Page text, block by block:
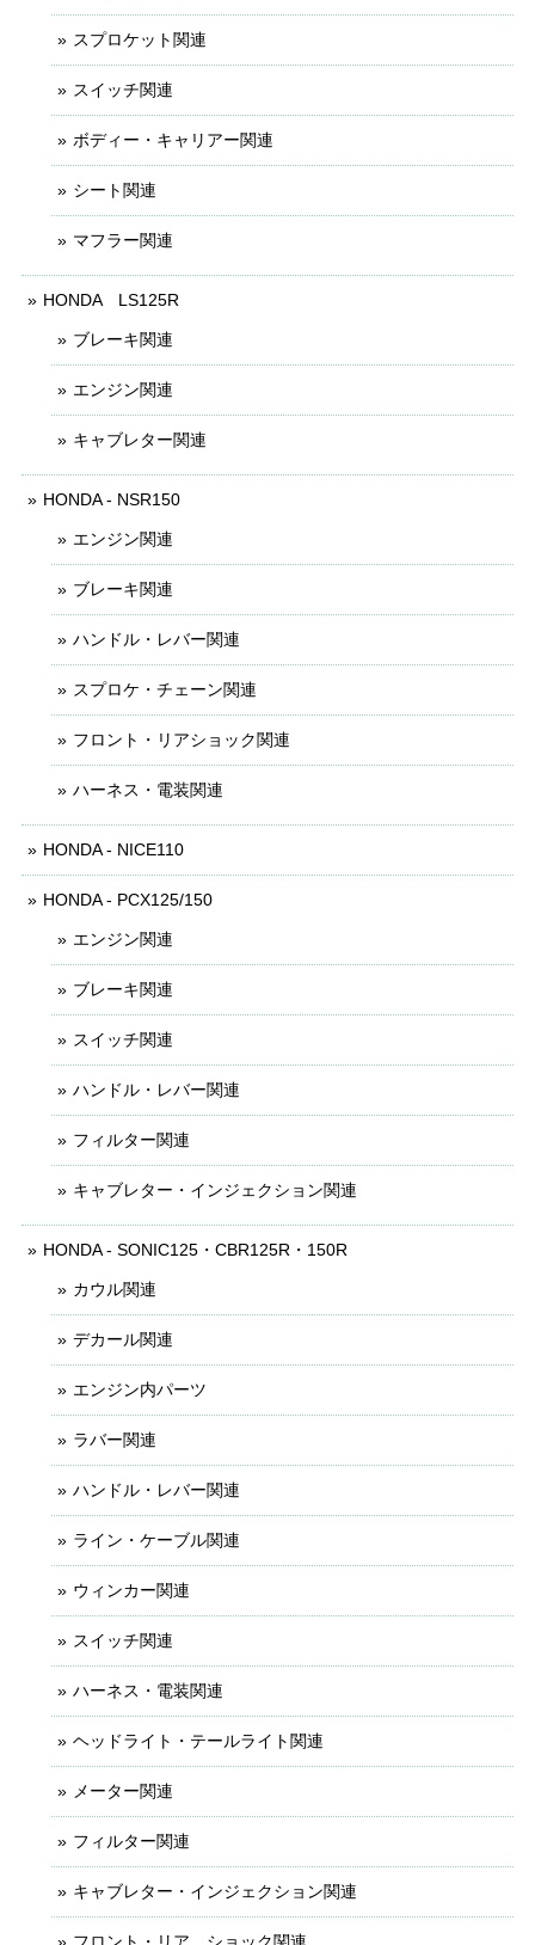
スプロケット関連
スイッチ関連
ボディー・キャリアー関連
シート関連
マフラー関連
HONDA LS125R
ブレーキ関連
エンジン関連
キャブレター関連
HONDA - NSR150
エンジン関連
ブレーキ関連
ハンドル・レバー関連
スプロケ・チェーン関連
フロント・リアショック関連
ハーネス・電装関連
HONDA - NICE110
HONDA - PCX125/150
エンジン関連
ブレーキ関連
スイッチ関連
ハンドル・レバー関連
フィルター関連
キャブレター・インジェクション関連
HONDA - SONIC125・CBR125R・150R
カウル関連
デカール関連
エンジン内パーツ
ラバー関連
ハンドル・レバー関連
ライン・ケーブル関連
ウィンカー関連
スイッチ関連
ハーネス・電装関連
ヘッドライト・テールライト関連
メーター関連
フィルター関連
キャブレター・インジェクション関連
フロント・リア ショック関連